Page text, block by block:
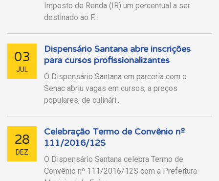
Imposto de Renda (IR) um percentual a ser
destinado ao F...
03
JUL
Dispensário Santana abre inscrições
para cursos profissionalizantes
O Dispensário Santana em parceria com o
Senac abriu vagas em cursos, a preços
populares, de culinári...
28
DEZ
Celebração Termo de Convênio nº
111/2016/12S
O Dispensário Santana celebra Termo de
Convênio nº 111/2016/12S com a Prefeitura